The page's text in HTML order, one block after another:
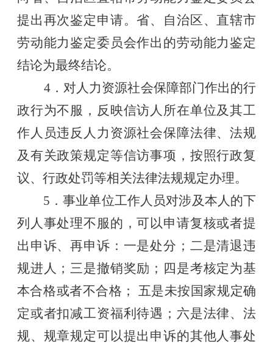
提出再次鉴定申请。省、自治区、直辖市
劳动能力鉴定委员会作出的劳动能力鉴定
结论为最终结论。
4．对人力资源社会保障部门作出的行
政行为不服，反映信访人所在单位及其工
作人员违反人力资源社会保障法律、法规
及有关政策规定等信访事项，按照行政复
议、行政处罚等相关法律法规规定办理。
5．事业单位工作人员对涉及本人的下
列人事处理不服的，可以申请复核或者提
出申诉、再申诉：一是处分；二是清退违
规进人；三是撤销奖励；四是考核定为基
本合格或者不合格； 五是未按国家规定确
定或者扣减工资福利待遇；六是法律、法
规、规章规定可以提出申诉的其他人事处